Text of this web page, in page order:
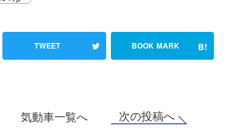
TWEET BOOK MARK B!
気動車一覧へ 次の投稿へ